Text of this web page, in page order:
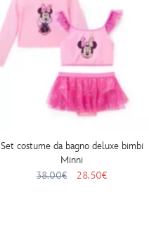
Set costume da bagno deluxe bimbi
Minni
38.00€
28.50€